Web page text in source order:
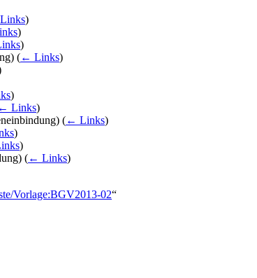
)
)
)
(← Links)
)
← Links)
(← Links)
)
)
(← Links)
Vorlage:BGV2013-02“